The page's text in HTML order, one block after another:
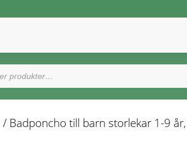
/ Badponcho till barn storlekar 1-9